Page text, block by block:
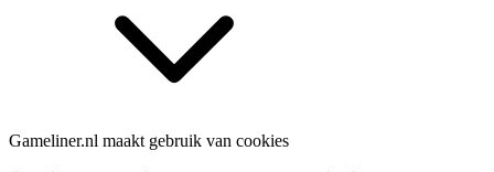
Gameliner.nl maakt gebruik van cookies